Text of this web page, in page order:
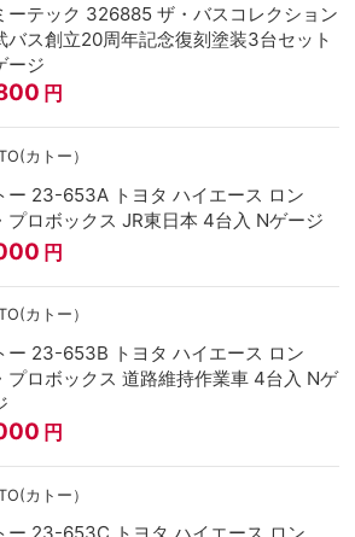
ーテック 326885 ザ・バスコレクション
バス創立20周年記念復刻塗装3台セット
ージ
円
カトー）
ー 23-653A トヨタ ハイエース ロン
プロボックス JR東日本 4台入 Nゲージ
円
カトー）
ー 23-653B トヨタ ハイエース ロン
プロボックス 道路維持作業車 4台入 Nゲ
円
カトー）